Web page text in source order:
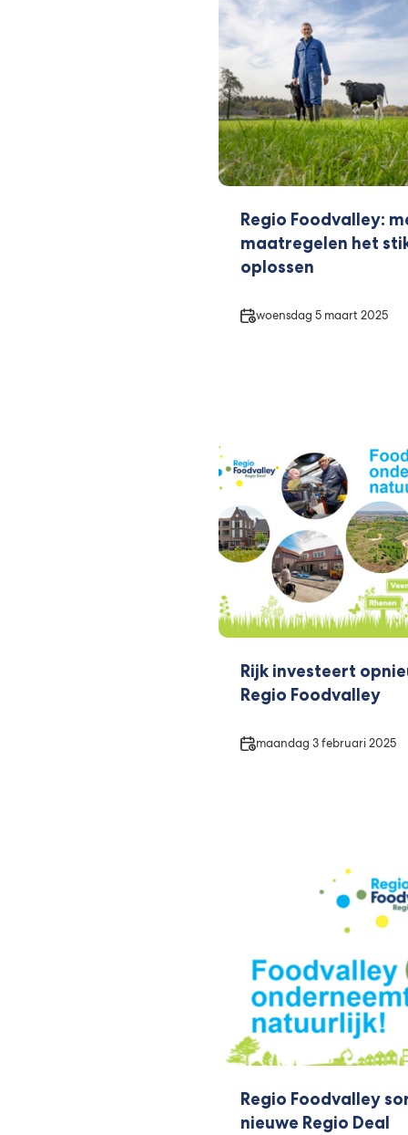
Regio Foodvalley:
maatregelen het
oplossen
Datum
woensdag 5 maart 2025
Rijk investeert
Regio Foodvalley
Datum
maandag 3 februari 2025
Regio Foodvalley
nieuwe Regio Deal